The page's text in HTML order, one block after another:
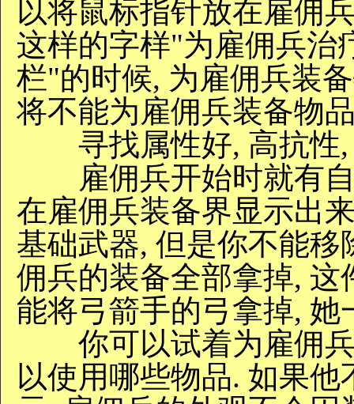
以将鼠标指针放在雇佣
这样的字样"为雇佣兵治
栏"的时候, 为雇佣兵装
将不能为雇佣兵装备物
寻找属性好, 高抗性,
雇佣兵开始时就有自
在雇佣兵装备界显示出
基础武器, 但是你不能
佣兵的装备全部拿掉,
能将弓箭手的弓拿掉,
你可以试着为雇佣兵
以使用哪些物品. 如果